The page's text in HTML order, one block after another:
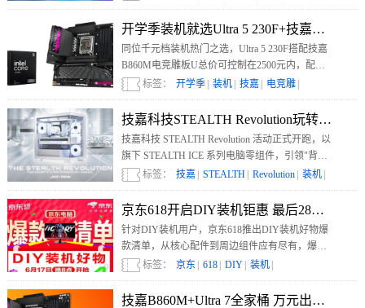
好地融入当下流行的浅色主题装机方案，满足用
户对美观的需求。
开学季装机就选Ultra 5 230F+技嘉B860M
同位千元档装机热门之选，Ultra 5 230F搭配技嘉
B860M电竞雕板U总价可控制在2500元内，配
DDR5 8000内存与RTX 5060 Ti魔鹰显卡时实测显
示，1080P分辨率下《CS2》平均帧率达358帧，
1% LOW帧超180帧，完美满足电竞需求。
标签： 开学季 装机 技嘉 电竞雕
技嘉科技STEALTH Revolution玩转简约装
技嘉科技 STEALTH Revolution 活动正式开跑，以
旗下 STEALTH ICE 系列电脑零组件，引领"背插
主板 × 纯白机身"装机新潮流。
标签： 技嘉 STEALTH Revolution 装机
京东618开启DIY装机钜惠 最后28小时抢
针对DIY装机用户，京东618推出DIY装机好物爆
款清单，从核心配件到周边组件应有尽有，爆款
产品可享政府消费券补贴、大额限时补贴、以旧
换新等福利。
标签： 京东 618 DIY 装机
技嘉B860M+Ultra 7全家桶 万元出头带你